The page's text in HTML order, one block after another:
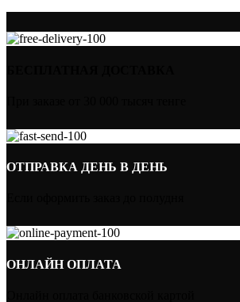
ОТПРАВКА ДЕНЬ В ДЕНЬ
ОНЛАЙН ОПЛАТА